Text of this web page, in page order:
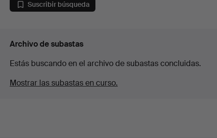
Suscribir búsqueda
Archivo de subastas
Estás buscando en el archivo de subastas concluidas.
Mostrar las subastas en curso.